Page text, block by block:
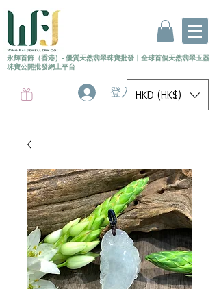
永輝首飾（香港）- 優質天然翡翠珠寶批發 〡 全球首個天然翡翠玉器
珠寶公開批發網上平台
登入 HKD (HK$)